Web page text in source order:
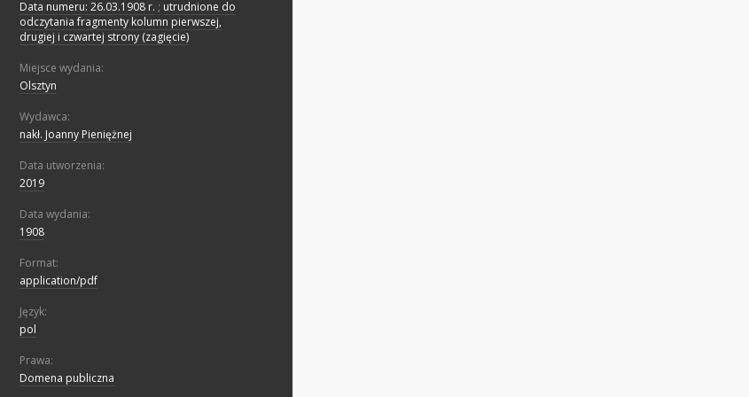
Data numeru: 26.03.1908 r. ; utrudnione do
odczytania fragmenty kolumn pierwszej,
drugiej i czwartej strony (zagięcie)
Miejsce wydania:
Olsztyn
Wydawca:
nakł. Joanny Pieniężnej
Data utworzenia:
2019
Data wydania:
1908
Format:
application/pdf
Język:
pol
Prawa:
Domena publiczna